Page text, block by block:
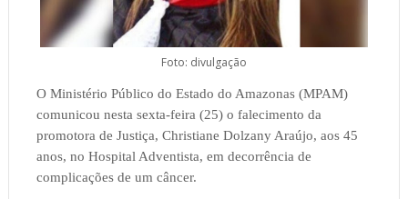
Foto: divulgação
O Ministério Público do Estado do Amazonas (MPAM)
comunicou nesta sexta-feira (25) o falecimento da
promotora de Justiça, Christiane Dolzany Araújo, aos 45
anos, no Hospital Adventista, em decorrência de
complicações de um câncer.